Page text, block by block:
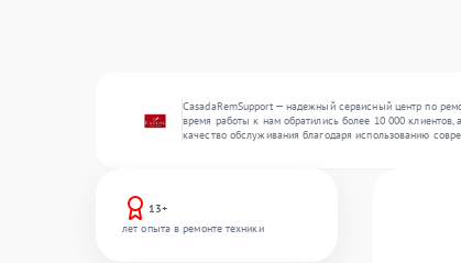
CasadaRemSupport — надежный сервисный центр по
время работы к нам обратились более 10 000
качество обслуживания благодаря использованию
13+
лет опыта в ремонте техники